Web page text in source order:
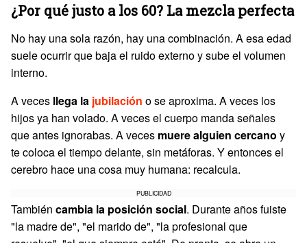
¿Por qué justo a los 60? La mezcla perfecta
No hay una sola razón, hay una combinación. A esa edad
suele ocurrir que baja el ruido externo y sube el volumen
interno.
A veces llega la jubilación o se aproxima. A veces los
hijos ya han volado. A veces el cuerpo manda señales
que antes ignorabas. A veces muere alguien cercano y
te coloca el tiempo delante, sin metáforas. Y entonces el
cerebro hace una cosa muy humana: recalcula.
PUBLICIDAD
También cambia la posición social. Durante años fuiste
"la madre de", "el marido de", "la profesional que